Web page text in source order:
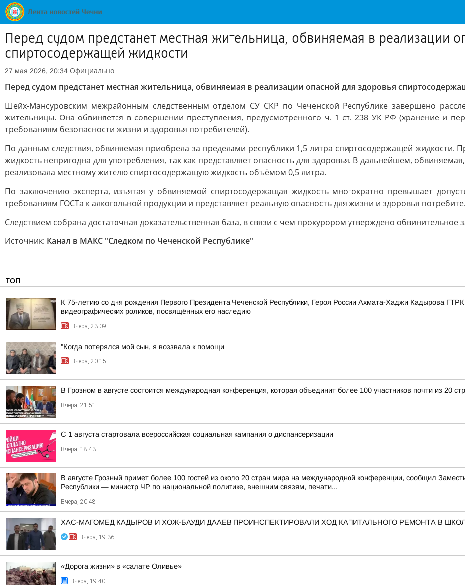
Перед судом предстанет местная жительница, обвиняемая в реализации
спиртосодержащей жидкости
27 мая 2026, 20:34 Официально
Перед судом предстанет местная жительница, обвиняемая в реализации опасной для здоровья
Шейх-Мансуровским межрайонным следственным отделом СУ СКР по Чеченской Республике завершено
жительницы. Она обвиняется в совершении преступления, предусмотренного ч. 1 ст. 238 УК РФ (хранение и
требованиям безопасности жизни и здоровья потребителей).
По данным следствия, обвиняемая приобрела за пределами республики 1,5 литра спиртосодержащей жидкости.
жидкость непригодна для употребления, так как представляет опасность для здоровья. В дальнейшем,
реализовала местному жителю спиртосодержащую жидкость объёмом 0,5 литра.
По заключению эксперта, изъятая у обвиняемой спиртосодержащая жидкость многократно превышает
требованиям ГОСТа к алкогольной продукции и представляет реальную опасность для жизни и здоровья
Следствием собрана достаточная доказательственная база, в связи с чем прокурором утверждено обвинительное
Источник: Канал в МАКС "Следком по Чеченской Республике"
ТОП
К 75-летию со дня рождения Первого Президента Чеченской Республики, Героя России Ахмата-Хаджи Кадырова
видеографических роликов, посвящённых его наследию
Вчера, 23:09
"Когда потерялся мой сын, я воззвала к помощи
Вчера, 20:15
В Грозном в августе состоится международная конференция, которая объединит более 100 участников почти из 20
Вчера, 21:51
С 1 августа стартовала всероссийская социальная кампания о диспансеризации
Вчера, 18:43
В августе Грозный примет более 100 гостей из около 20 стран мира на международной конференции, сообщил
Республики — министр ЧР по национальной политике, внешним связям, печати...
Вчера, 20:48
ХАС-МАГОМЕД КАДЫРОВ И ХОЖ-БАУДИ ДААЕВ ПРОИНСПЕКТИРОВАЛИ ХОД КАПИТАЛЬНОГО РЕМОНТА В
Вчера, 19:36
«Дорога жизни» в «салате Оливье»
Вчера, 19:40